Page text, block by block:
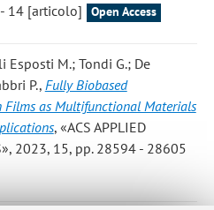
14 [articolo]
Open Access
Esposti M.; Tondi G.; De
P., Fully Biobased
Films as Multifunctional Materials
, «ACS APPLIED
2023, 15, pp. 28594 - 28605